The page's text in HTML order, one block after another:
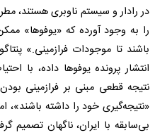
در رادار و سیستم ناوبری هستند،
را به وجود آورده که «یوفوها»
باشند تا موجودات فرازمینی.»
انتشار پرونده یوفو‌ها داده، با
نتیجه قطعی مبنی بر فرازمینی
«نتیجه‌گیری خود را داشته باشند»،
بی‌سابقه با ایران، ناگهان تصمیم